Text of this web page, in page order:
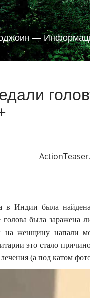
—
в Индии была
была заражена
на женщину напали
это стало
лечения (а под катом